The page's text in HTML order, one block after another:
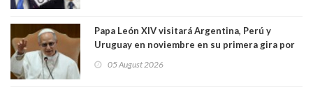
Papa León XIV visitará Argentina, Perú y
Uruguay en noviembre en su primera gira por
05 August 2026